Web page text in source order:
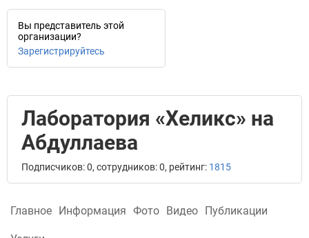
Вы представитель этой
организации?
Зарегистрируйтесь
Лаборатория «Хеликс» на
Абдуллаева
Подписчиков: 0, сотрудников: 0, рейтинг: 1815
Главное Информация Фото Видео Публикации